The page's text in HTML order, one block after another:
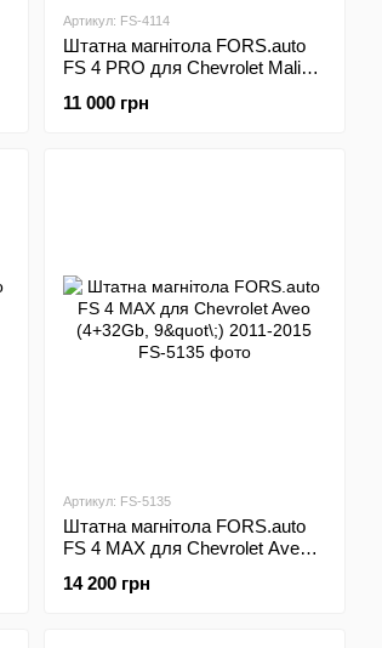
Артикул: FS-4114
Штатна магнітола FORS.auto
FS 4 PRO для Chevrolet Malibu
11 000 грн
Артикул: FS-5135
Штатна магнітола FORS.auto
FS 4 MAX для Chevrolet Aveo
14 200 грн